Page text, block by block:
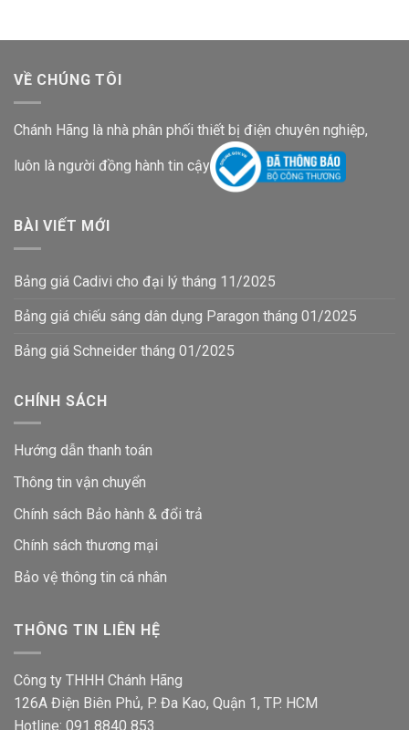
VỀ CHÚNG TÔI
Chánh Hãng là nhà phân phối thiết bị điện chuyên nghiệp,
luôn là người đồng hành tin cậy
BÀI VIẾT MỚI
Bảng giá Cadivi cho đại lý tháng 11/2025
Bảng giá chiếu sáng dân dụng Paragon tháng 01/2025
Bảng giá Schneider tháng 01/2025
CHÍNH SÁCH
Hướng dẫn thanh toán
Thông tin vận chuyển
Chính sách Bảo hành & đổi trả
Chính sách thương mại
Bảo vệ thông tin cá nhân
THÔNG TIN LIÊN HỆ
Công ty THHH Chánh Hãng
126A Điện Biên Phủ, P. Đa Kao, Quận 1, TP. HCM
Hotline: 091 8840 853